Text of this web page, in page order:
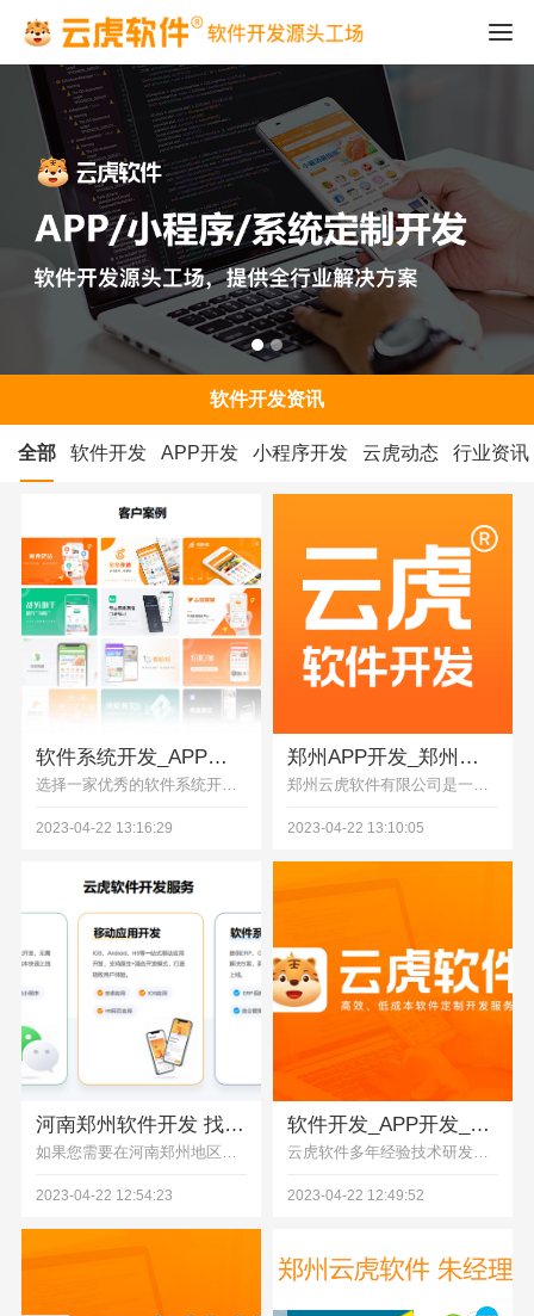
软件开发资讯
全部 软件开发 APP开发 小程序开发 云虎动态 行业资讯
软件系统开发_APP软件开发公司_软件公司 -云虎软件
选择一家优秀的软件系统开发或APP软件开发公司需要考虑多方面的因素。如果您需要寻找一家优秀的软件公司，可以通过网上搜索、咨询朋友或同事等方式来了解不同公司的情况，选择最适合自己的软件公司。
2023-04-22 13:16:29
郑州APP开发_郑州小程序开发_郑州软件定制开发公司—云虎
郑州云虎软件有限公司是一家专业从事APP开发、小程序开发以及软件定制开发的公司，位于中国河南省郑州市。我们致力于为客户提供高质量的移动应用开发和定制软件解决方案。
2023-04-22 13:10:05
河南郑州软件开发 找专业软件定制公司选云虎软件
如果您需要在河南郑州地区找一家专业的软件定制公司，我推荐您考虑云虎软件。作为一家专业的软件开发公司，云虎软件拥有多年的软件开发经验和技术实力。其团队成员都具备扎实的编程能力和系统设计能力，能够为客户提供高质量、高效率的软件开发服务。
2023-04-22 12:54:23
软件开发_APP开发_小程序开发_系统开发-云虎软件
云虎软件多年经验技术研发团队，国家级高新技术企业，为各行业提供包括：软件开发、app开发、小程序开发、系统开发、物联网、智慧教育、汽车租赁系统，提供完善的需求调研、软件实施与部署全流程解决方案。
2023-04-22 12:49:52